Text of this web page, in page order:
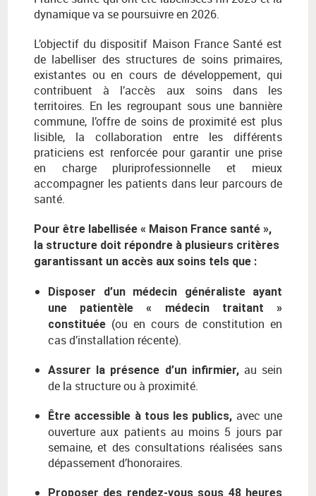
dynamique va se poursuivre en 2026.
L’objectif du dispositif Maison France Santé est
de labelliser des structures de soins primaires,
existantes ou en cours de développement, qui
contribuent à l’accès aux soins dans les
territoires. En les regroupant sous une bannière
commune, l’offre de soins de proximité est plus
lisible, la collaboration entre les différents
praticiens est renforcée pour garantir une prise
en charge pluriprofessionnelle et mieux
accompagner les patients dans leur parcours de
santé.
Pour être labellisée « Maison France santé »,
la structure doit répondre à plusieurs critères
garantissant un accès aux soins tels que :
Disposer d’un médecin généraliste ayant
une patientèle « médecin traitant »
constituée (ou en cours de constitution en
cas d’installation récente).
Assurer la présence d’un infirmier,au sein
de la structure ou à proximité.
Être accessible à tous les publics, avec une
ouverture aux patients au moins 5 jours par
semaine, et des consultations réalisées sans
dépassement d’honoraires.
Proposer des rendez-vous sous 48 heures